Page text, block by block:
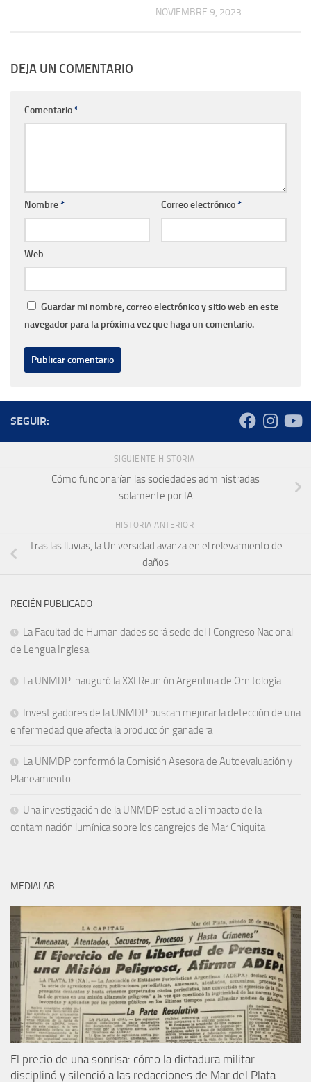
NOVIEMBRE 9, 2023
DEJA UN COMENTARIO
Comentario*
Nombre* Correo electrónico*
Web
Guardar mi nombre, correo electrónico y sitio web en este
navegador para la próxima vez que haga un comentario.
SEGUIR:
SIGUIENTE HISTORIA
Cómo funcionarían las sociedades administradas
solamente por IA
HISTORIA ANTERIOR
Tras las lluvias, la Universidad avanza en el relevamiento de
daños
RECIÉN PUBLICADO
La Facultad de Humanidades será sede del I Congreso Nacional
de Lengua Inglesa
La UNMDP inauguró la XXI Reunión Argentina de Ornitología
Investigadores de la UNMDP buscan mejorar la detección de una
enfermedad que afecta la producción ganadera
La UNMDP conformó la Comisión Asesora de Autoevaluación y
Planeamiento
Una investigación de la UNMDP estudia el impacto de la
contaminación lumínica sobre los cangrejos de Mar Chiquita
MEDIALAB
El precio de una sonrisa: cómo la dictadura militar
disciplinó y silenció a las redacciones de Mar del Plata